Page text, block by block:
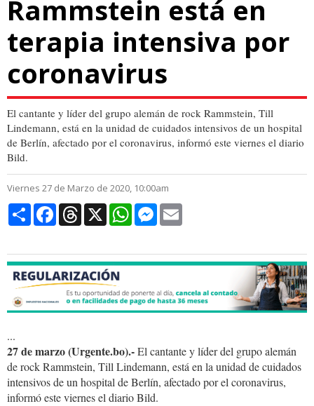
Rammstein está en
terapia intensiva por
coronavirus
El cantante y líder del grupo alemán de rock Rammstein, Till
Lindemann, está en la unidad de cuidados intensivos de un hospital
de Berlín, afectado por el coronavirus, informó este viernes el diario
Bild.
Viernes 27 de Marzo de 2020, 10:00am
CompartirFacebookThreads
X WhatsAppMessenger
...
27 de marzo (Urgente.bo).-El cantante y líder del grupo alemán
de rock Rammstein, Till Lindemann, está en la unidad de cuidados
intensivos de un hospital de Berlín, afectado por el coronavirus,
informó este viernes el diario Bild.